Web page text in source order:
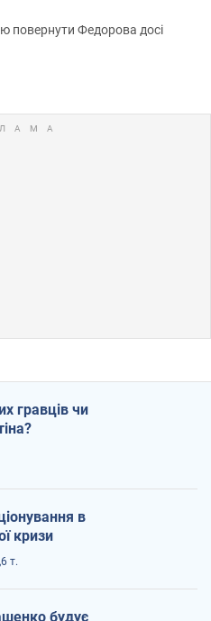
повернути Федорова досі
гравців чи
в
кризи
т.
будує